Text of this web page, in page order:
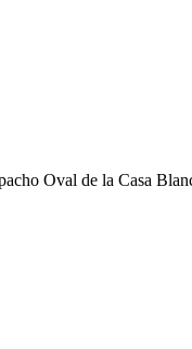
Oval de la Casa